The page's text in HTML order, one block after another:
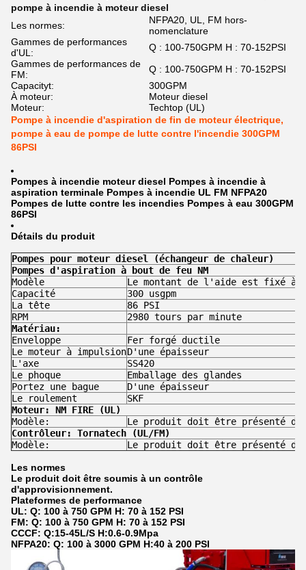
pompe à incendie à moteur diesel
Les normes:
NFPA20, UL, FM hors-
nomenclature
Gammes de performances
d'UL:
Q : 100-750GPM H : 70-152PSI
Gammes de performances de
FM:
Q : 100-750GPM H : 70-152PSI
Capacityt:
300GPM
À moteur:
Moteur diesel
Moteur:
Techtop (UL)
Pompe à incendie d'aspiration de fin de moteur électrique,
pompe à eau de pompe de lutte contre l'incendie 300GPM
86PSI
Pompes à incendie moteur diesel Pompes à incendie à
aspiration terminale Pompes à incendie UL FM NFPA20
Pompes de lutte contre les incendies Pompes à eau 300GPM
86PSI
Détails du produit
Pompes pour moteur diesel (échangeur de chaleur)
Pompes d'aspiration à bout de feu NM
Modèle
Le montant de l'aide est fixé à
Capacité
300 usgpm
La tête
86 PSI
RPM
2980 tours par minute
Matériau:
Enveloppe
Fer forgé ductile
Le moteur à impulsionD'une épaisseur
L'axe
SS420
Le phoque
Emballage des glandes
Portez une bague
D'une épaisseur
Le roulement
SKF
Moteur: NM FIRE (UL)
Modèle:
Le produit doit être présenté
Contrôleur: Tornatech (UL/FM)
Modèle:
Le produit doit être présenté
Les normes
Le produit doit être soumis à un contrôle
d'approvisionnement.
Plateformes de performance
UL: Q: 100 à 750 GPM H: 70 à 152 PSI
FM: Q: 100 à 750 GPM H: 70 à 152 PSI
CCCF: Q:15-45L/S H:0.6-0.9Mpa
NFPA20: Q: 100 à 3000 GPM H:40 à 200 PSI